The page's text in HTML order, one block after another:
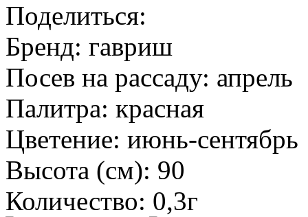
Поделиться:
Бренд: гавриш
Посев на рассаду: апрель
Палитра: красная
Цветение: июнь-сентябрь
Высота (см): 90
Количество: 0,3г